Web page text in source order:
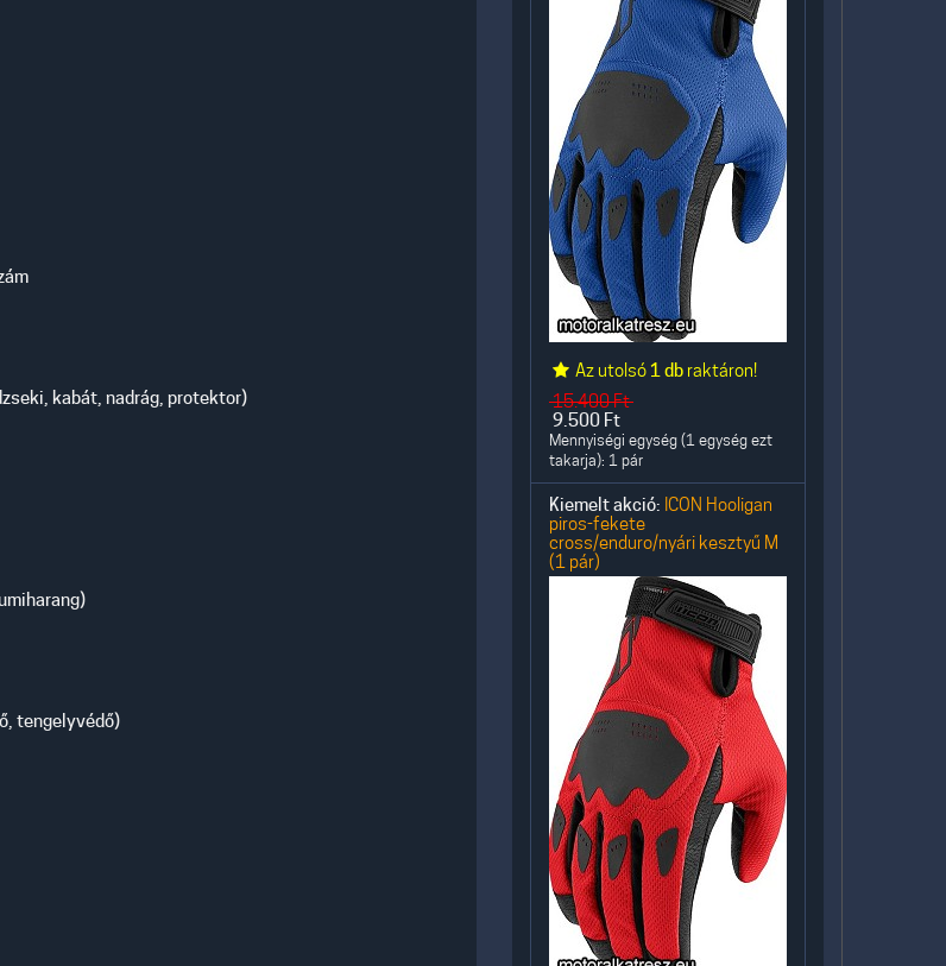
kabát, nadrág, protektor)
tengelyvédő)
Az utolsó 1 db raktáron!
15.400Ft
9.500 Ft
Mennyiségi egység (1 egység ezt
takarja): 1 pár
Kiemelt akció: ICON Hooligan
piros-fekete
cross/enduro/nyári kesztyű M
(1 pár)